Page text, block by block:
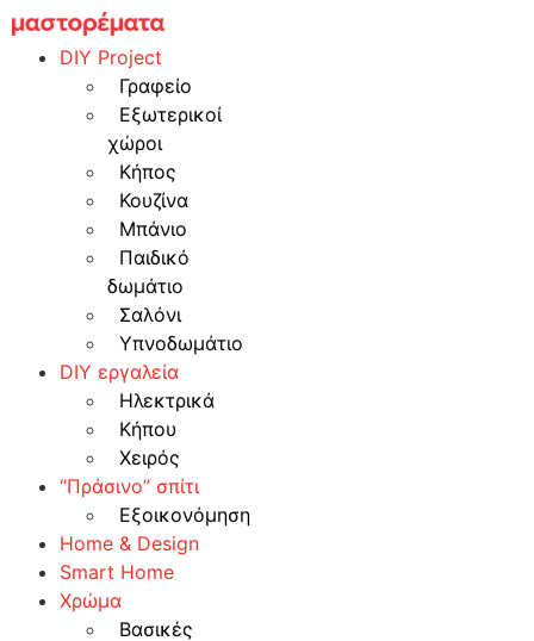
Skip
to
content
DIY Project
Γραφείο
Εξωτερικοί
χώροι
Κήπος
Κουζίνα
Μπάνιο
Παιδικό
δωμάτιο
Σαλόνι
Υπνοδωμάτιο
DIY εργαλεία
Ηλεκτρικά
Κήπου
Χειρός
“Πράσινο” σπίτι
Εξοικονόμηση
Home & Design
Smart Home
Χρώμα
Βασικές